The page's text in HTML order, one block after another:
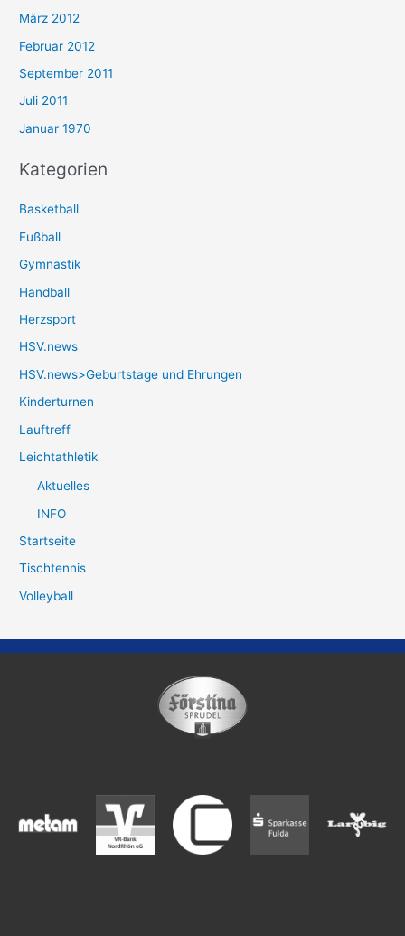
März 2012
Februar 2012
September 2011
Juli 2011
Januar 1970
Kategorien
Basketball
Fußball
Gymnastik
Handball
Herzsport
HSV.news
HSV.news>Geburtstage und Ehrungen
Kinderturnen
Lauftreff
Leichtathletik
Aktuelles
INFO
Startseite
Tischtennis
Volleyball